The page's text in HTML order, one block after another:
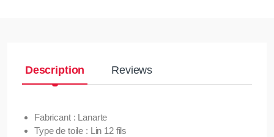
Description Reviews
Fabricant : Lanarte
Type de toile : Lin 12 fils